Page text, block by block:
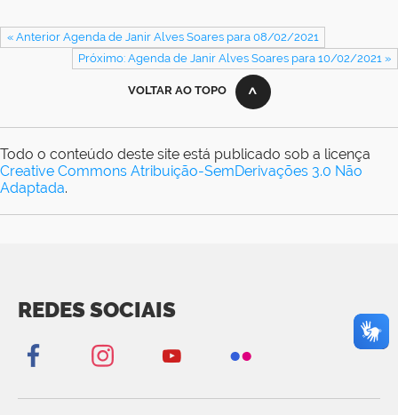
« Anterior Agenda de Janir Alves Soares para 08/02/2021
Próximo: Agenda de Janir Alves Soares para 10/02/2021 »
VOLTAR AO TOPO
Todo o conteúdo deste site está publicado sob a licença
Creative Commons Atribuição-SemDerivações 3.0 Não
Adaptada.
REDES SOCIAIS